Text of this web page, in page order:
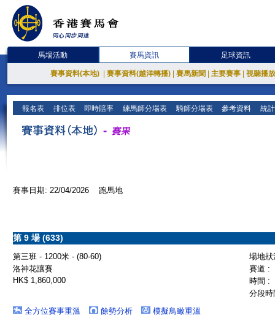
馬場活動 賽馬資訊 足球資訊
賽事資料(本地) 賽事資料(越洋轉播) 賽馬新聞 主要賽事 視聽播
報名表 排位表 即時賠率 練馬師分場表 騎師分場表 參考資料 統
賽事日期: 22/04/2026 跑馬地
第 9 場 (633)
第三班 - 1200米 - (80-60)
場地
洛神花讓賽
賽道 :
HK$ 1,860,000
時間 :
分段
全方位賽事重溫
餘勢分析 模擬鳥瞰重溫